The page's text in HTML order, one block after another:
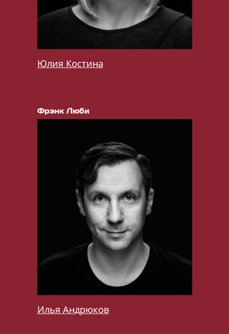
Юлия Костина
Фрэнк Люби
Илья Андрюков